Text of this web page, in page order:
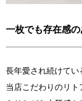
一枚でも存在感の
長年愛され続けてい
当店こだわりのリ